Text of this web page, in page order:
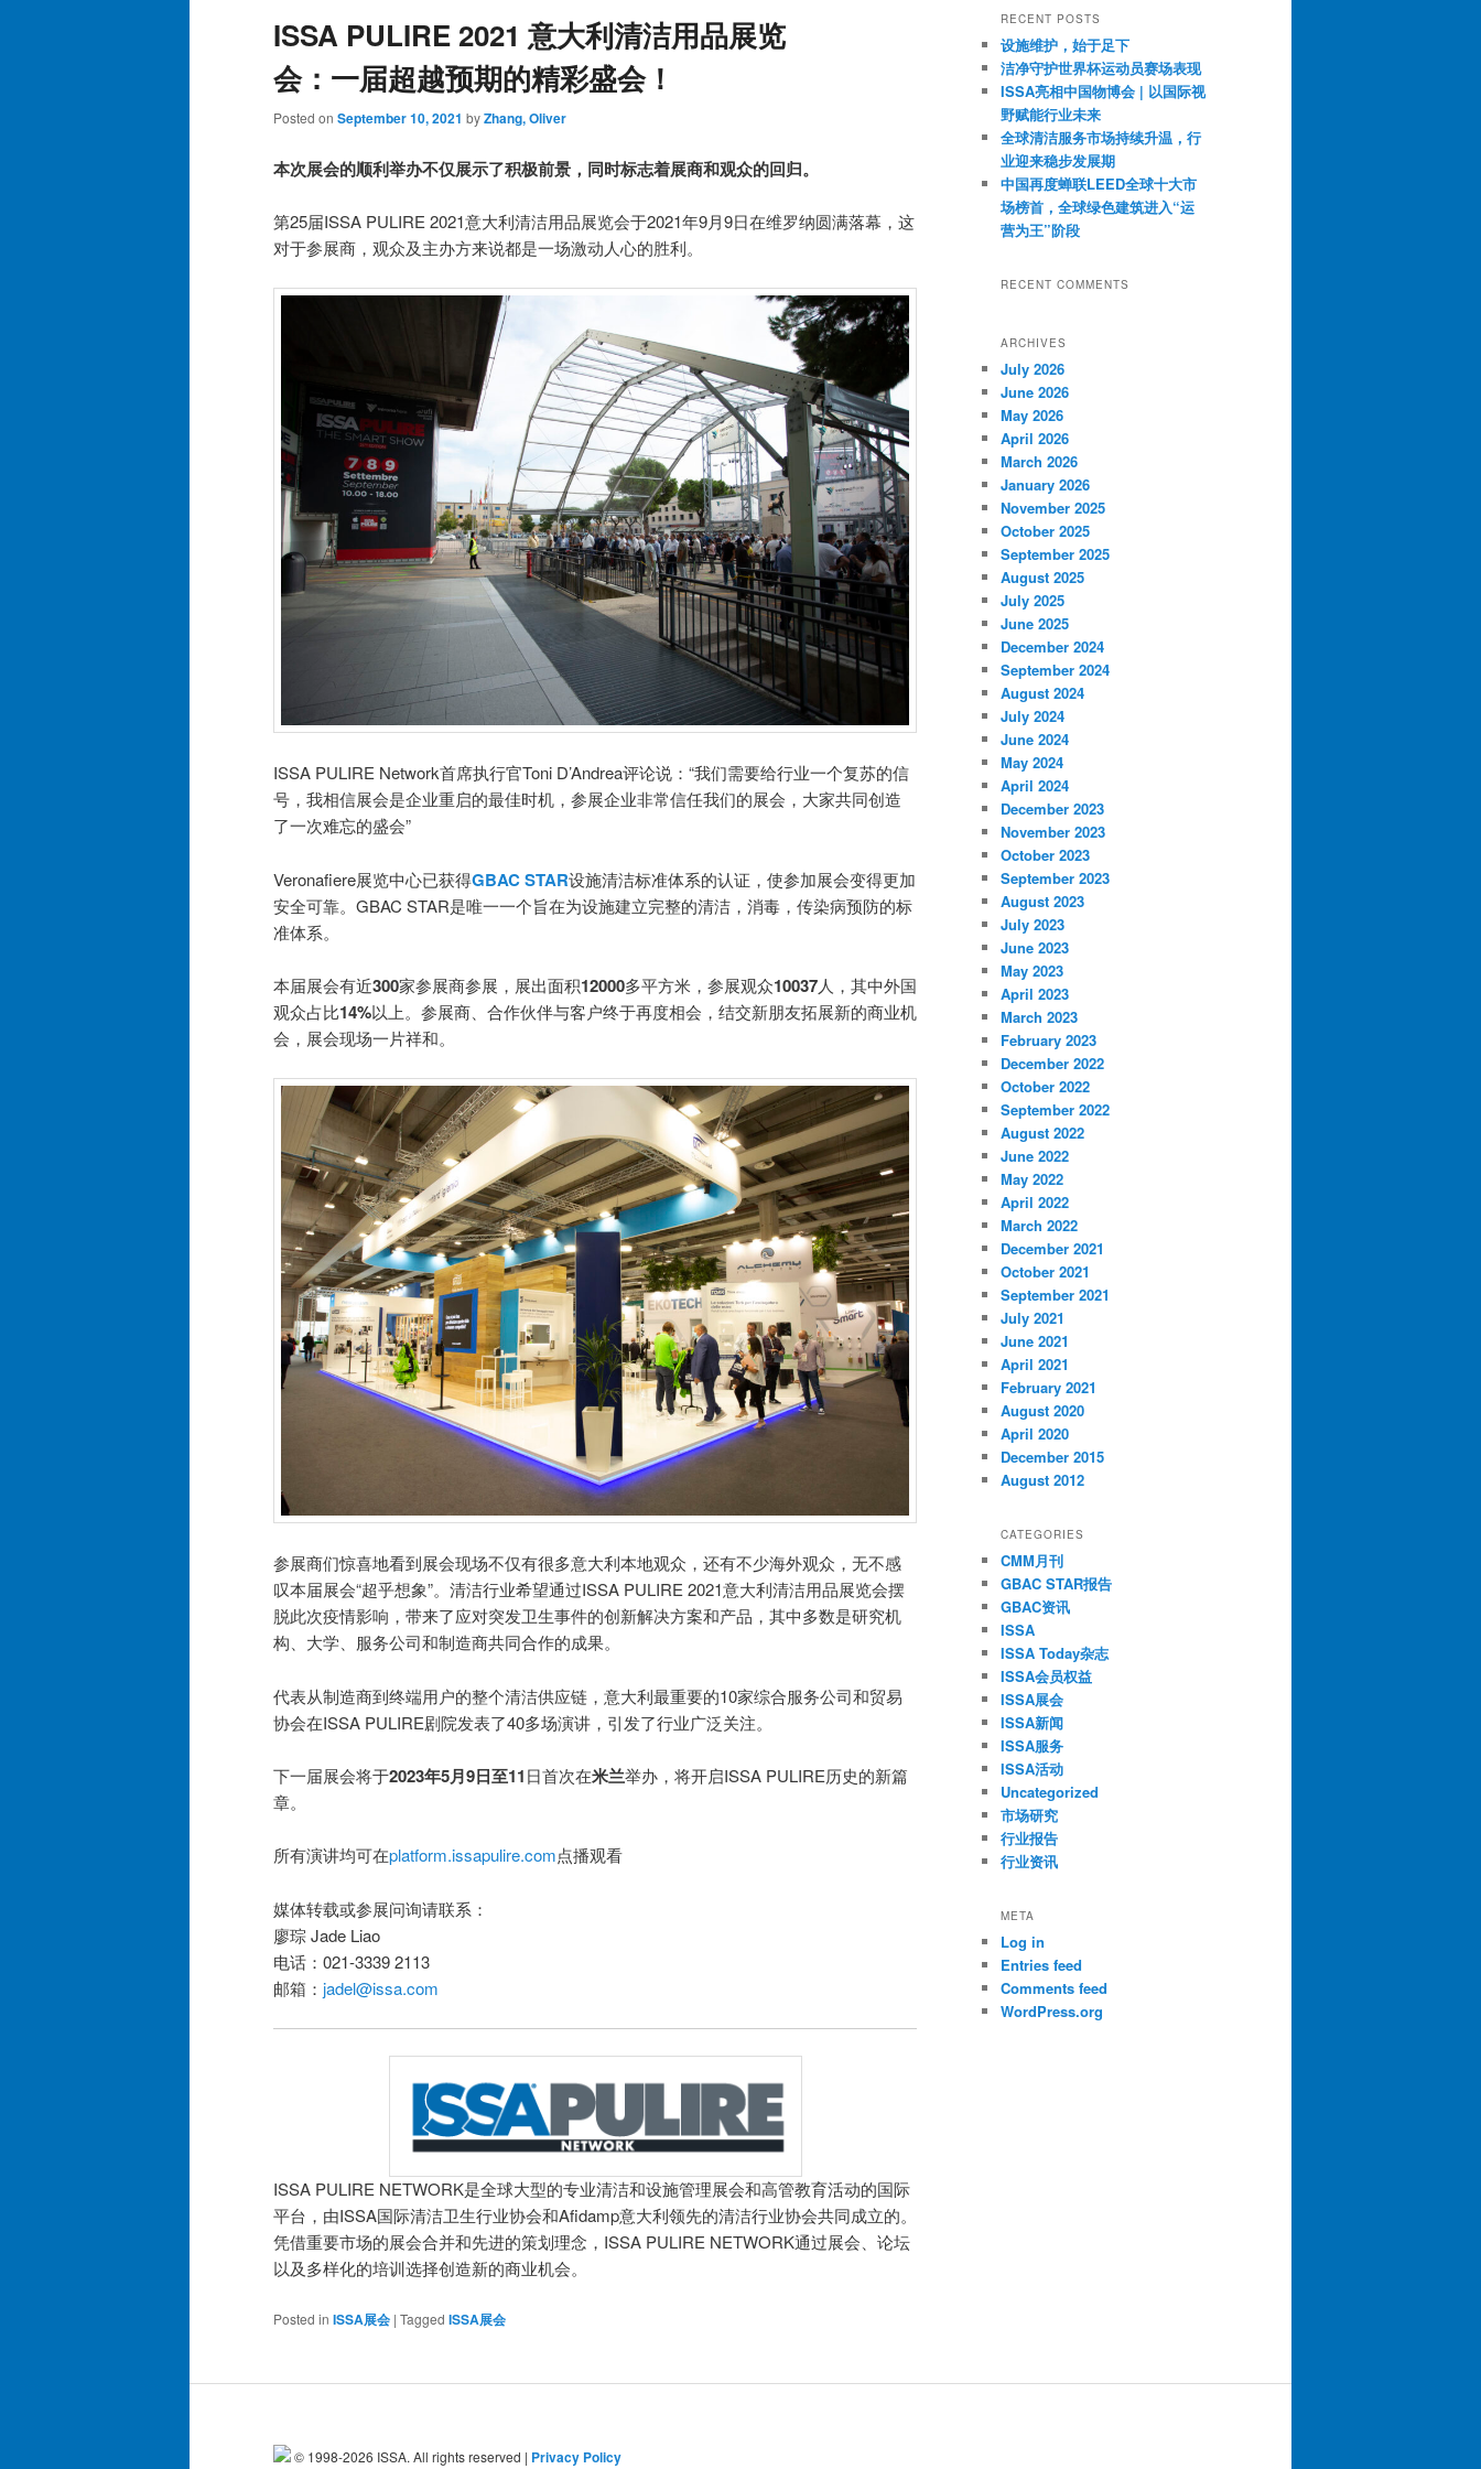
ISSA PULIRE 2021 意大利清洁用品展览
会：一届超越预期的精彩盛会！
Posted on September 10, 2021 byZhang, Oliver
本次展会的顺利举办不仅展示了积极前景，同时标志着展商和观众的回归。
第25届ISSA PULIRE 2021意大利清洁用品展览会于2021年9月9日在维罗纳圆满落幕，这
对于参展商，观众及主办方来说都是一场激动人心的胜利。
ISSA PULIRE Network首席执行官Toni D’Andrea评论说：“我们需要给行业一个复苏的信
号，我相信展会是企业重启的最佳时机，参展企业非常信任我们的展会，大家共同创造
了一次难忘的盛会”
Veronafiere展览中心已获得GBAC STAR设施清洁标准体系的认证，使参加展会变得更加
安全可靠。GBAC STAR是唯一一个旨在为设施建立完整的清洁，消毒，传染病预防的标
准体系。
本届展会有近300家参展商参展，展出面积12000多平方米，参展观众10037人，其中外国
观众占比14%以上。参展商、合作伙伴与客户终于再度相会，结交新朋友拓展新的商业机
会，展会现场一片祥和。
参展商们惊喜地看到展会现场不仅有很多意大利本地观众，还有不少海外观众，无不感
叹本届展会“超乎想象”。清洁行业希望通过ISSA PULIRE 2021意大利清洁用品展览会摆
脱此次疫情影响，带来了应对突发卫生事件的创新解决方案和产品，其中多数是研究机
构、大学、服务公司和制造商共同合作的成果。
代表从制造商到终端用户的整个清洁供应链，意大利最重要的10家综合服务公司和贸易
协会在ISSA PULIRE剧院发表了40多场演讲，引发了行业广泛关注。
下一届展会将于2023年5月9日至11日首次在米兰举办，将开启ISSA PULIRE历史的新篇
章。
所有演讲均可在platform.issapulire.com点播观看
媒体转载或参展问询请联系：
廖琮 Jade Liao
电话：021-3339 2113
邮箱： jadel@issa.com
ISSA PULIRE NETWORK是全球大型的专业清洁和设施管理展会和高管教育活动的国际
平台，由ISSA国际清洁卫生行业协会和Afidamp意大利领先的清洁行业协会共同成立的。
凭借重要市场的展会合并和先进的策划理念，ISSA PULIRE NETWORK通过展会、论坛
以及多样化的培训选择创造新的商业机会。
Posted in ISSA展会 | Tagged ISSA展会
r
h
RECENT POSTS
设施维护，始于足下
洁净守护世界杯运动员赛场表现
ISSA亮相中国物博会 | 以国际视
野赋能行业未来
全球清洁服务市场持续升温，行
业迎来稳步发展期
中国再度蝉联LEED全球十大市
场榜首，全球绿色建筑进入“运
营为王”阶段
RECENT COMMENTS
ARCHIVES
July 2026
June 2026
May 2026
April 2026
March 2026
January 2026
November 2025
October 2025
September 2025
August 2025
July 2025
June 2025
December 2024
September 2024
August 2024
July 2024
June 2024
May 2024
April 2024
December 2023
November 2023
October 2023
September 2023
August 2023
July 2023
June 2023
May 2023
April 2023
March 2023
February 2023
December 2022
October 2022
September 2022
August 2022
June 2022
May 2022
April 2022
March 2022
December 2021
October 2021
September 2021
July 2021
June 2021
April 2021
February 2021
August 2020
April 2020
December 2015
August 2012
CATEGORIES
CMM月刊
GBAC STAR报告
GBAC资讯
ISSA
ISSA Today杂志
ISSA会员权益
ISSA展会
ISSA新闻
ISSA服务
ISSA活动
Uncategorized
市场研究
行业报告
行业资讯
META
Log in
Entries feed
Comments feed
WordPress.org
© 1998-2026 ISSA. All rights reserved | Privacy Policy